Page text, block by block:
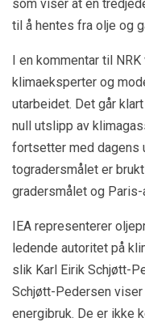
som viser at en
til å hentes fra olje og
I en kommentar til
klimaeksperter og
utarbeidet. Det går
null utslipp av
fortsetter med dagens
togradersmålet er
gradersmålet og Paris-
IEA representerer
ledende autoritet på
slik Karl Eirik Schjøtt-
Schjøtt-Pedersen
energibruk. De er ikke